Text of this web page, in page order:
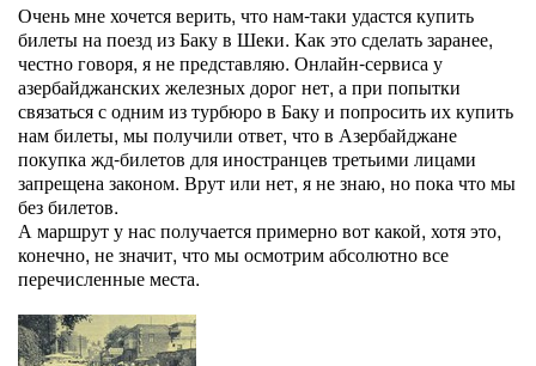
Очень мне хочется верить, что нам-таки удастся купить
билеты на поезд из Баку в Шеки. Как это сделать заранее,
честно говоря, я не представляю. Онлайн-сервиса у
азербайджанских железных дорог нет, а при попытки
связаться с одним из турбюро в Баку и попросить их купить
нам билеты, мы получили ответ, что в Азербайджане
покупка жд-билетов для иностранцев третьими лицами
запрещена законом. Врут или нет, я не знаю, но пока что мы
без билетов.
А маршрут у нас получается примерно вот какой, хотя это,
конечно, не значит, что мы осмотрим абсолютно все
перечисленные места.